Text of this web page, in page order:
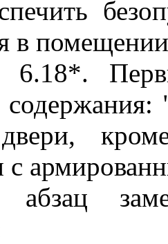
в
двери,
с
абзац